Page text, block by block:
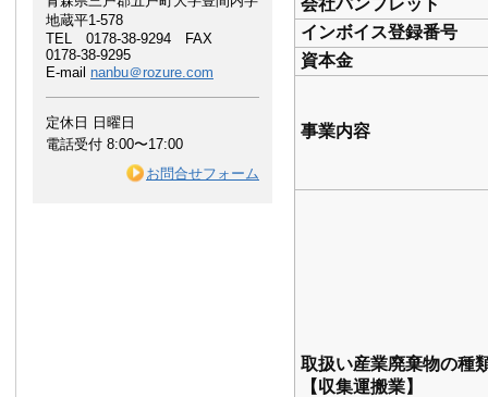
インボイス登録番号
資本金
事業内容
取扱い産業廃棄物の種
【収集運搬業】
地蔵平1-578
TEL 0178-38-9294 FAX
0178-38-9295
E-mail nanbu＠rozure.com
定休日 日曜日
電話受付 8:00〜17:00
お問合せフォーム